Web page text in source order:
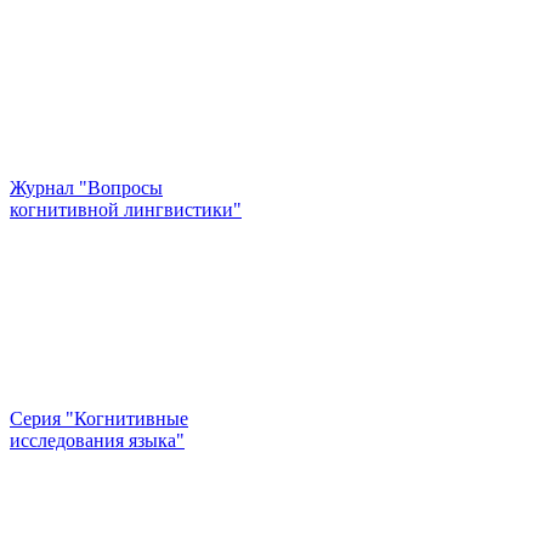
Журнал "Вопросы
когнитивной лингвистики"
Серия "Когнитивные
исследования языка"